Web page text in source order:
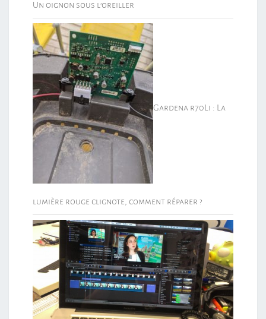
Un oignon sous l’oreiller
Gardena r70Li : La
lumière rouge clignote, comment réparer ?